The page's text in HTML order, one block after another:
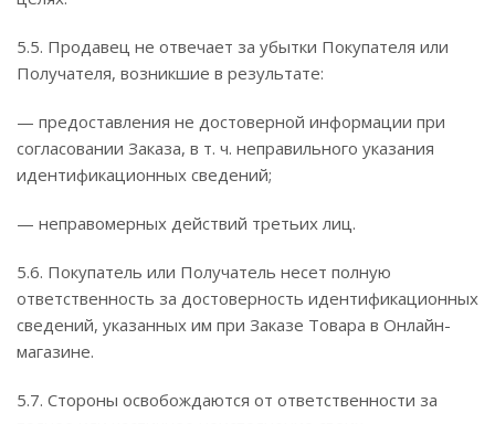
5.5. Продавец не отвечает за убытки Покупателя или
Получателя, возникшие в результате:
— предоставления не достоверной информации при
согласовании Заказа, в т. ч. неправильного указания
идентификационных сведений;
— неправомерных действий третьих лиц.
5.6. Покупатель или Получатель несет полную
ответственность за достоверность идентификационных
сведений, указанных им при Заказе Товара в Онлайн-
магазине.
5.7. Стороны освобождаются от ответственности за